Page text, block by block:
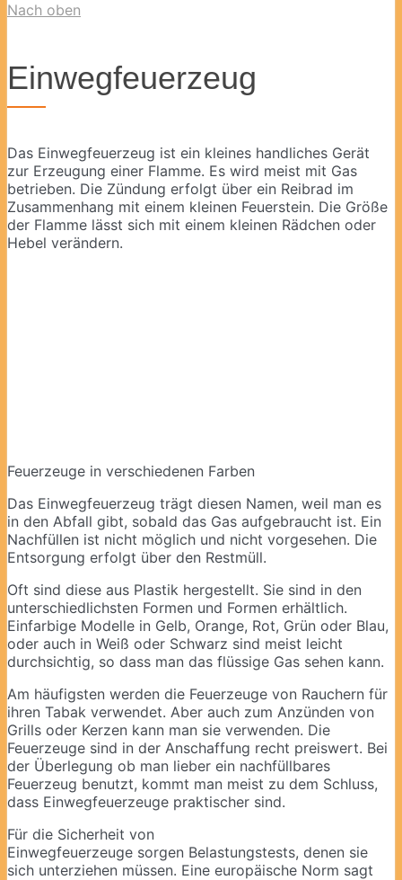
Nach oben
Einwegfeuerzeug
Das Einwegfeuerzeug ist ein kleines handliches Gerät
zur Erzeugung einer Flamme. Es wird meist mit Gas
betrieben. Die Zündung erfolgt über ein Reibrad im
Zusammenhang mit einem kleinen Feuerstein. Die Größe
der Flamme lässt sich mit einem kleinen Rädchen oder
Hebel verändern.
Feuerzeuge in verschiedenen Farben
Das Einwegfeuerzeug trägt diesen Namen, weil man es
in den Abfall gibt, sobald das Gas aufgebraucht ist. Ein
Nachfüllen ist nicht möglich und nicht vorgesehen. Die
Entsorgung erfolgt über den Restmüll.
Oft sind diese aus Plastik hergestellt. Sie sind in den
unterschiedlichsten Formen und Formen erhältlich.
Einfarbige Modelle in Gelb, Orange, Rot, Grün oder Blau,
oder auch in Weiß oder Schwarz sind meist leicht
durchsichtig, so dass man das flüssige Gas sehen kann.
Am häufigsten werden die Feuerzeuge von Rauchern für
ihren Tabak verwendet. Aber auch zum Anzünden von
Grills oder Kerzen kann man sie verwenden. Die
Feuerzeuge sind in der Anschaffung recht preiswert. Bei
der Überlegung ob man lieber ein nachfüllbares
Feuerzeug benutzt, kommt man meist zu dem Schluss,
dass Einwegfeuerzeuge praktischer sind.
Für die Sicherheit von
Einwegfeuerzeuge sorgen Belastungstests, denen sie
sich unterziehen müssen. Eine europäische Norm sagt